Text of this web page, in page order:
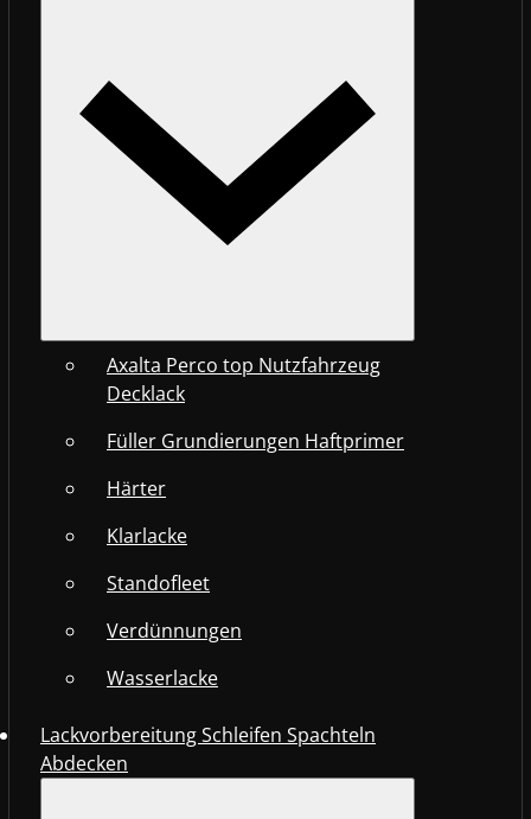
Axalta Perco top Nutzfahrzeug
Decklack
Füller Grundierungen Haftprimer
Härter
Klarlacke
Standofleet
Verdünnungen
Wasserlacke
Lackvorbereitung Schleifen Spachteln
Abdecken